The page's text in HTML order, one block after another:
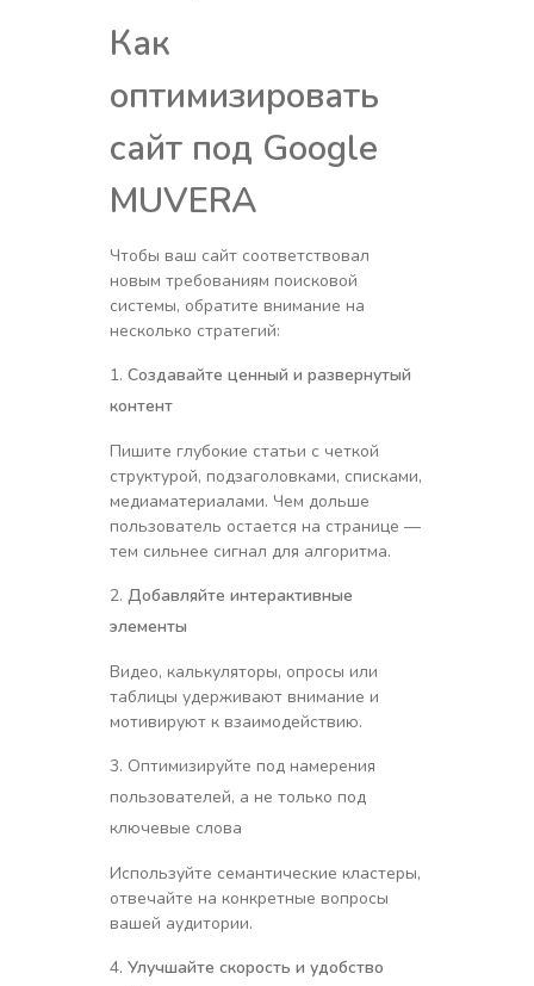
Как
оптимизировать
сайт под Google
MUVERA
Чтобы ваш сайт соответствовал
новым требованиям поисковой
системы, обратите внимание на
несколько стратегий:
Создавайте ценный и развернутый
контент
Пишите глубокие статьи с четкой
структурой, подзаголовками, списками,
медиаматериалами. Чем дольше
пользователь остается на странице —
тем сильнее сигнал для алгоритма.
Добавляйте интерактивные
элементы
Видео, калькуляторы, опросы или
таблицы удерживают внимание и
мотивируют к взаимодействию.
Оптимизируйте под намерения
пользователей, а не только под
ключевые слова
Используйте семантические кластеры,
отвечайте на конкретные вопросы
вашей аудитории.
Улучшайте скорость и удобство